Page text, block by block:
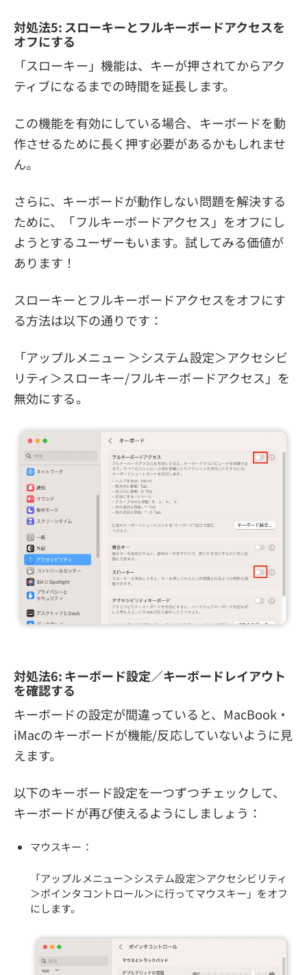
対処法5: スローキーとフルキーボードアクセスを
オフにする
「スローキー」機能は、キーが押されてからアク
ティブになるまでの時間を延長します。
この機能を有効にしている場合、キーボードを動
作させるために長く押す必要があるかもしれませ
ん。
さらに、キーボードが動作しない問題を解決する
ために、「フルキーボードアクセス」をオフにし
ようとするユーザーもいます。試してみる価値が
あります！
スローキーとフルキーボードアクセスをオフにす
る方法は以下の通りです：
「アップルメニュー ＞システム設定＞アクセシビ
リティ＞スローキー/フルキーボードアクセス」を
無効にする。
対処法6: キーボード設定／キーボードレイアウト
を確認する
キーボードの設定が間違っていると、MacBook・
iMacのキーボードが機能/反応していないように見
えます。
以下のキーボード設定を一つずつチェックして、
キーボードが再び使えるようにしましょう：
マウスキー：
「アップルメニュー＞システム設定＞アクセシビリティ
＞ポインタコントロール＞に行ってマウスキー」をオフ
にします。